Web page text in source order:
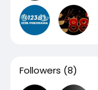
Followers (8)